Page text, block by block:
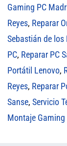
Gaming PC
Reyes, Reparar
Sebastián de los
PC, Reparar PC
Portátil Lenovo,
Reyes, Reparar
Sanse, Servicio
Montaje Gaming